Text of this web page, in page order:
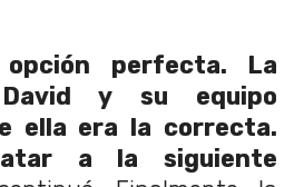
perfecta. La
y su equipo
ella era la correcta.
a la siguiente